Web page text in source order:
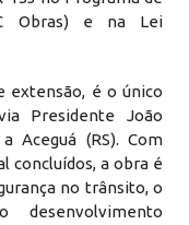
Obras) e na Lei
extensão, é o único
Presidente João
Aceguá (RS). Com
concluídos, a obra é
no trânsito, o